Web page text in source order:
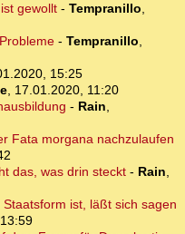
gewollt- Tempranillo,
- Tempranillo,
15:25
, 17.01.2020, 11:20
- Rain,
Fata morgana nachzulaufen
das, was drin steckt- Rain,
ist, läßt sich sagen